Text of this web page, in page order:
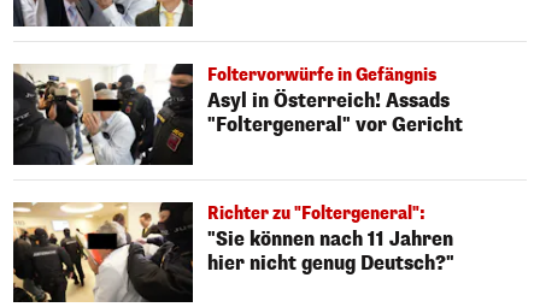
Foltervorwürfe in Gefängnis
Asyl in Österreich! Assads
"Foltergeneral" vor Gericht
Richter zu "Foltergeneral":
"Sie können nach 11 Jahren
hier nicht genug Deutsch?"